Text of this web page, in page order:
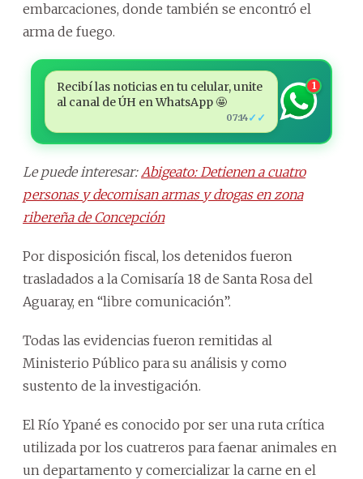
embarcaciones, donde también se encontró el
arma de fuego.
Recibí las noticias en tu celular, unite
al canal de ÚH en WhatsApp 🤩
07:14✓✓
1
Le puede interesar: Abigeato: Detienen a cuatro
personas y decomisan armas y drogas en zona
ribereña de Concepción
Por disposición fiscal, los detenidos fueron
trasladados a la Comisaría 18 de Santa Rosa del
Aguaray, en “libre comunicación”.
Todas las evidencias fueron remitidas al
Ministerio Público para su análisis y como
sustento de la investigación.
El Río Ypané es conocido por ser una ruta crítica
utilizada por los cuatreros para faenar animales en
un departamento y comercializar la carne en el